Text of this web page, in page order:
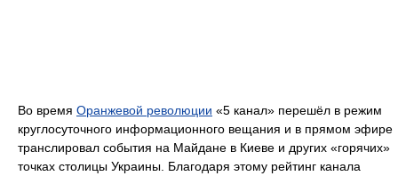
Во время Оранжевой революции «5 канал» перешёл в режим
круглосуточного информационного вещания и в прямом эфире
транслировал события на Майдане в Киеве и других «горячих»
точках столицы Украины. Благодаря этому рейтинг канала